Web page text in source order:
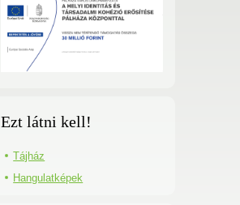
Ezt látni kell!
Tájház
Hangulatképek